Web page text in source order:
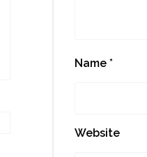
Name*
Website